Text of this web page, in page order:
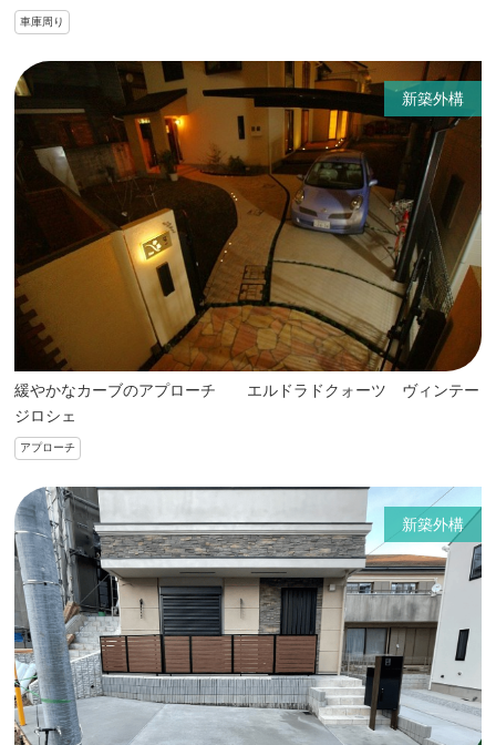
車庫周り
新築外構
緩やかなカーブのアプローチ エルドラドクォーツ ヴィンテー
ジロシェ
アプローチ
新築外構